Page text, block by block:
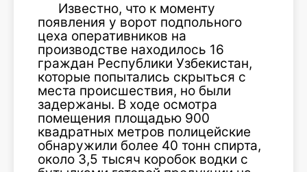
Известно, что к моменту
появления у ворот подпольного
цеха оперативников на
производстве находилось 16
граждан Республики Узбекистан,
которые попытались скрыться с
места происшествия, но были
задержаны. В ходе осмотра
помещения площадью 900
квадратных метров полицейские
обнаружили более 40 тонн спирта,
около 3,5 тысяч коробок водки с